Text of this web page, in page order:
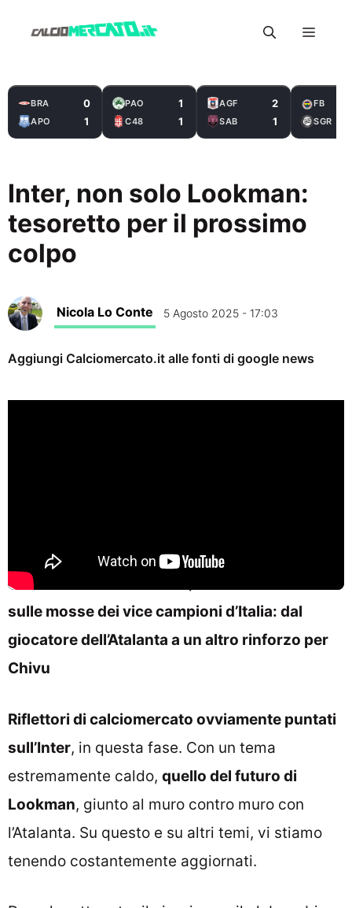
Menu
BRA 0
APO 1
PAO 1
C48 1
AGF 2
SAB 1
FB
SGR
Inter, non solo Lookman:
tesoretto per il prossimo
colpo
Nicola Lo Conte 5 Agosto 2025 - 17:03
Aggiungi Calciomercato.it alle fonti di google news
Su ‘TiAmoCalciomercato’, le ultime notizie
sulle mosse dei vice campioni d’Italia: dal
giocatore dell’Atalanta a un altro rinforzo per
Chivu
Riflettori di calciomercato ovviamente puntati
sull’Inter, in questa fase. Con un tema
estremamente caldo, quello del futuro di
Lookman, giunto al muro contro muro con
l’Atalanta. Su questo e su altri temi, vi stiamo
tenendo costantemente aggiornati.